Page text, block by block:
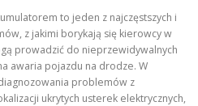
to jeden z najczęstszych i
z jakimi borykają się kierowcy w
prowadzić do nieprzewidywalnych
awaria pojazdu na drodze. W
problemów z
ukrytych usterek elektrycznych,